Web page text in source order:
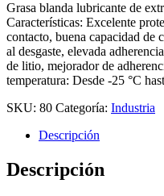
Grasa blanda lubricante de
Características: Excelente
contacto, buena capacidad de
al desgaste, elevada
de litio, mejorador de
temperatura: Desde -25 °C
SKU: 80 Categoría: Industria
Descripción
Descripción